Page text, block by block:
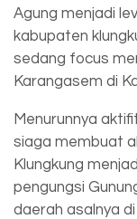
Agung menjadi
kabupaten
sedang focus
Karangasem di
Menurunnya
siaga membuat
Klungkung
pengungsi
daerah asalnya